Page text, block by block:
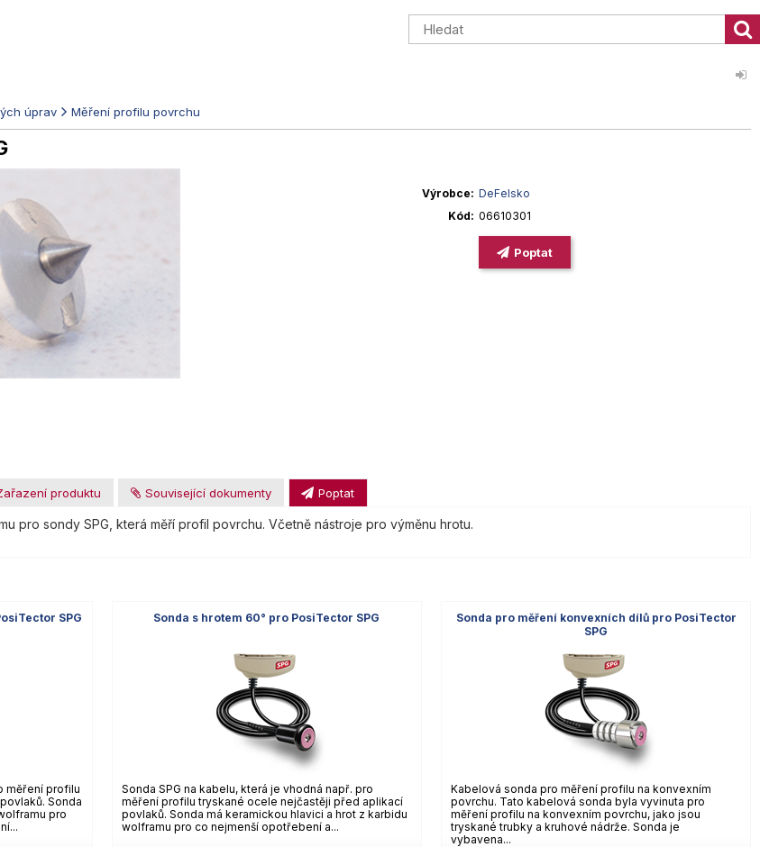
úprav Měření profilu povrchu
Výrobce
DeFelsko
Kód
06610301
Poptat
produktu Související dokumenty Poptat
pro sondy SPG, která měří profil povrchu. Včetně nástroje pro výměnu hrotu.
SPG
měření profilu
Sonda
pro
Sonda s hrotem 60° pro PosiTector SPG
Sonda SPG na kabelu, která je vhodná např. pro
měření profilu tryskané ocele nejčastěji před aplikací
povlaků. Sonda má keramickou hlavici a hrot z karbidu
wolframu pro co nejmenší opotřebení a...
Sonda pro měření konvexních dílů pro PosiTector
SPG
Kabelová sonda pro měření profilu na konvexním
povrchu. Tato kabelová sonda byla vyvinuta pro
měření profilu na konvexním povrchu, jako jsou
tryskané trubky a kruhové nádrže. Sonda je
vybavena...